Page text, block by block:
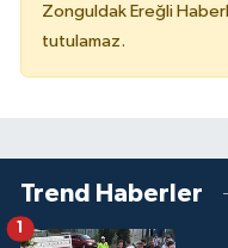
Zonguldak Ereğli
tutulamaz.
Trend Haberler
1